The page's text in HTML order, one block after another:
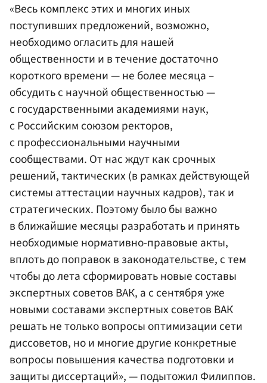
«Весь комплекс этих и многих иных
поступивших предложений, возможно,
необходимо огласить для нашей
общественности и в течение достаточно
короткого времени — не более месяца –
обсудить с научной общественностью —
с государственными академиями наук,
с Российским союзом ректоров,
с профессиональными научными
сообществами. От нас ждут как срочных
решений, тактических (в рамках действующей
системы аттестации научных кадров), так и
стратегических. Поэтому было бы важно
в ближайшие месяцы разработать и принять
необходимые нормативно-правовые акты,
вплоть до поправок в законодательстве, с тем
чтобы до лета сформировать новые составы
экспертных советов ВАК, а с сентября уже
новыми составами экспертных советов ВАК
решать не только вопросы оптимизации сети
диссоветов, но и многие другие конкретные
вопросы повышения качества подготовки и
защиты диссертаций», — подытожил Филиппов.